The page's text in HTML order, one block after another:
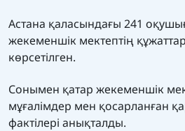
Астана қаласындағы 241
жекеменшік мектептің
көрсетілген.
Сонымен қатар жекеменшік
мұғалімдер мен қосарланған
фактілері анықталды.